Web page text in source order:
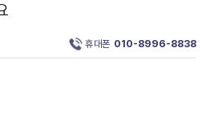
휴대폰 010-8996-8838